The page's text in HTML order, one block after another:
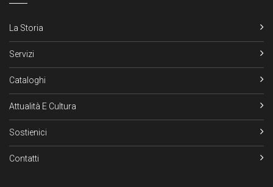
La Storia
Servizi
Cataloghi
Attualità E Cultura
Sostienici
Contatti